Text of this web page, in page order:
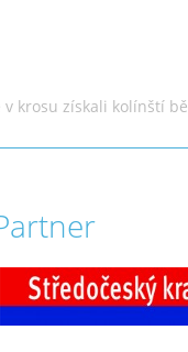
krosu získali kolínští